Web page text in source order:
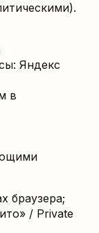
Яндекс
в
браузера;
/ Private